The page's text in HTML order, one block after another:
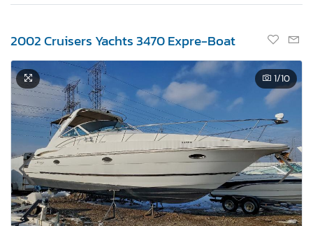
2002 Cruisers Yachts 3470 Expre-Boat
1/10